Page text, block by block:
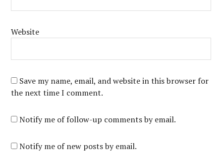
Website
Save my name, email, and website in this browser for
the next time I comment.
Notify me of follow-up comments by email.
Notify me of new posts by email.